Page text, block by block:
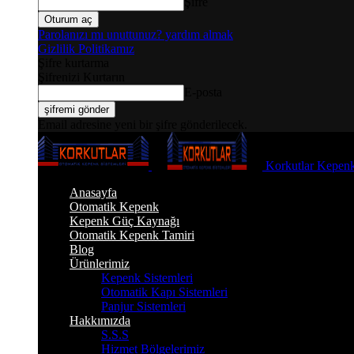
Parolanızı mı unuttunuz? yardım almak
Gizlilik Politikamız
Korkutlar
Anasayfa
Otomatik Kepenk
Kepenk Güç Kaynağı
Otomatik Kepenk Tamiri
Blog
Ürünlerimiz
Kepenk Sistemleri
Otomatik Kapı Sistemleri
Panjur Sistemleri
Hakkımızda
S.S.S
Hizmet Bölgelerimiz